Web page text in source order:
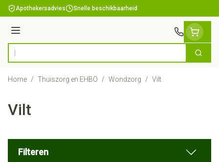
Ga naar de inhoud
Apothekersadvies Snelle beschikbaarheid
Menu
Product, merk, categorie... Zoek
Home / Thuiszorg en EHBO / Wondzorg / Vilt
Vilt
Filteren